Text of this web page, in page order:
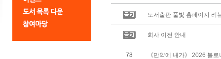
도서출판 풀빛 홈페이지 리
회사 이전 안내
78 《만약에 내가》 2026 볼